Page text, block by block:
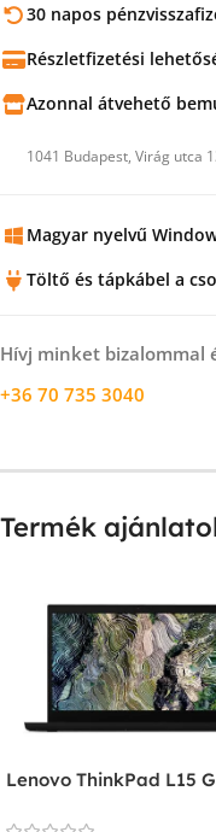
30 napos
Részletfizetési
Azonnal átvehető
1041 Budapest, Virág utca
Magyar nyelvű
Töltő és tápkábel a
Hívj minket bizalommal
+36 70 735 3040
Termék
Lenovo ThinkPad L15